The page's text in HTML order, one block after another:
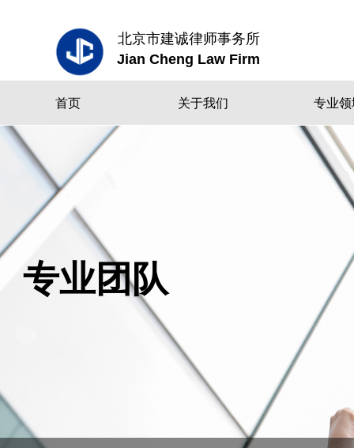
北京市建诚律师事务所
Jian Cheng Law Firm
首页 关于我们 专业领
专业团队